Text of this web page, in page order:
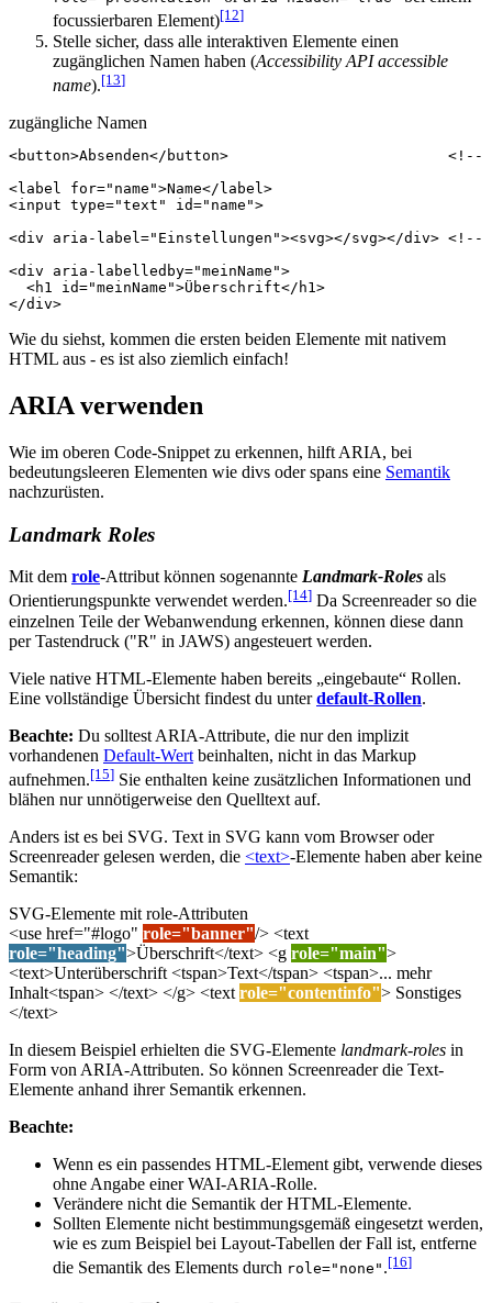
focussierbaren Element)[12]
Stelle sicher, dass alle interaktiven Elemente einen
zugänglichen Namen haben (Accessibility API accessible
name).[13]
zugängliche Namen
<button>Absenden</ button>
<!--
<label for="name">Name</ label>
<input type="text" id="name">
<div aria-label="Einstellungen"><svg></svg></div> <!--
<div aria-labelledby="meinName">
<h1 id="meinName">Überschrift</ h1>
</div>
Wie du siehst, kommen die ersten beiden Elemente mit nativem
HTML aus - es ist also ziemlich einfach!
ARIA verwenden
Wie im oberen Code-Snippet zu erkennen, hilft ARIA, bei
bedeutungsleeren Elementen wie divs oder spans eine Semantik
nachzurüsten.
Landmark Roles
Mit dem role-Attribut können sogenannte Landmark-Roles als
Orientierungspunkte verwendet werden.[14] Da Screenreader so die
einzelnen Teile der Webanwendung erkennen, können diese dann
per Tastendruck ("R" in JAWS) angesteuert werden.
Viele native HTML-Elemente haben bereits „eingebaute“ Rollen.
Eine vollständige Übersicht findest du unterdefault-Rollen.
Beachte: Du solltest ARIA-Attribute, die nur den implizit
vorhandenen Default-Wert beinhalten, nicht in das Markup
aufnehmen.[15] Sie enthalten keine zusätzlichen Informationen und
blähen nur unnötigerweise den Quelltext auf.
Anders ist es bei SVG. Text in SVG kann vom Browser oder
Screenreader gelesen werden, die <text>-Elemente haben aber keine
Semantik:
SVG-Elemente mit role-Attributen
<use href="#logo" role="banner"/> <text
role="heading">Überschrift</text> <g role="main">
<text>Unterüberschrift <tspan>Text</tspan> <tspan>... mehr
Inhalt<tspan> </text> </g> <text role="contentinfo"> Sonstiges
</text>
In diesem Beispiel erhielten die SVG-Elemente landmark-roles in
Form von ARIA-Attributen. So können Screenreader die Text-
Elemente anhand ihrer Semantik erkennen.
Beachte:
Wenn es ein passendes HTML-Element gibt, verwende dieses
ohne Angabe einer WAI-ARIA-Rolle.
Verändere nicht die Semantik der HTML-Elemente.
Sollten Elemente nicht bestimmungsgemäß eingesetzt werden,
wie es zum Beispiel bei Layout-Tabellen der Fall ist, entferne
die Semantik des Elements durch role="none" .[16]